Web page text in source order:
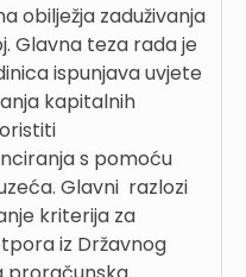
obilježja zaduživanja
Glavna teza rada je
ispunjava uvjete
kapitalnih
s pomoću
Glavni razlozi
kriterija za
iz Državnog